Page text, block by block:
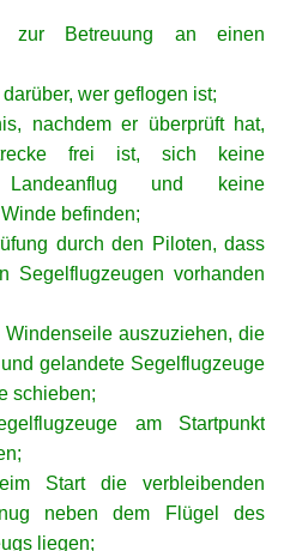
zur Betreuung an einen
wer geflogen ist;
nachdem er überprüft hat,
frei ist, sich keine
und keine
befinden;
durch den Piloten, dass
Segelflugzeugen vorhanden
Windenseile auszuziehen, die
gelandete Segelflugzeuge
schieben;
am Startpunkt
Start die verbleibenden
neben dem Flügel des
liegen;